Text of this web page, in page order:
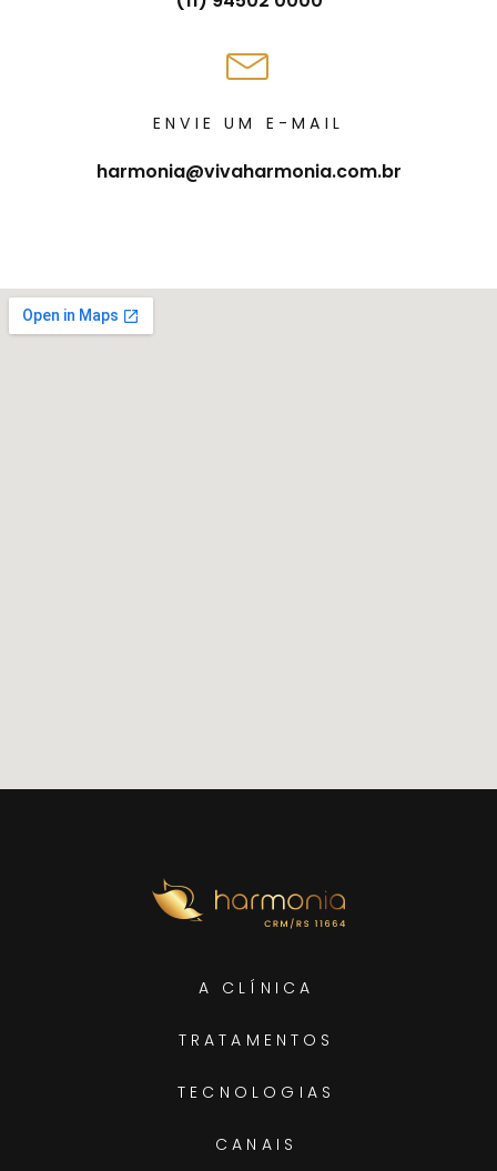
ENVIE UM E-MAIL
harmonia@vivaharmonia.com.br
A CLÍNICA
TRATAMENTOS
TECNOLOGIAS
CANAIS